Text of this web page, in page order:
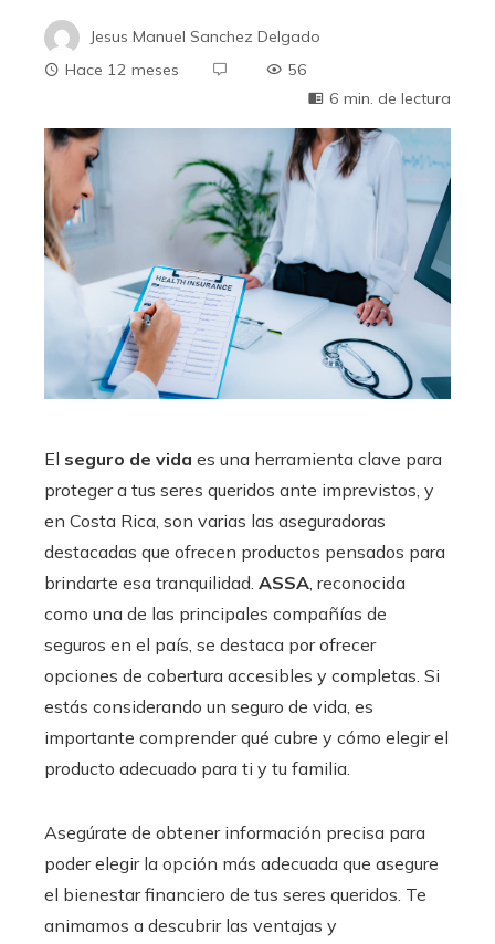
Jesus Manuel Sanchez Delgado
Hace 12 meses
56
6 min. de lectura
El seguro de vida es una herramienta clave para
proteger a tus seres queridos ante imprevistos, y
en Costa Rica, son varias las aseguradoras
destacadas que ofrecen productos pensados para
brindarte esa tranquilidad. ASSA, reconocida
como una de las principales compañías de
seguros en el país, se destaca por ofrecer
opciones de cobertura accesibles y completas. Si
estás considerando un seguro de vida, es
importante comprender qué cubre y cómo elegir el
producto adecuado para ti y tu familia.
Asegúrate de obtener información precisa para
poder elegir la opción más adecuada que asegure
el bienestar financiero de tus seres queridos. Te
animamos a descubrir las ventajas y